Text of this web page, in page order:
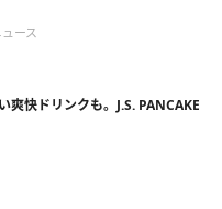
ース
爽快ドリンクも。J.S. PANCAKE